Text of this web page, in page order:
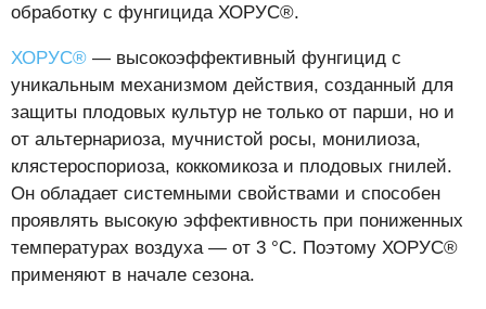
обработку с фунгицида ХОРУС®.
ХОРУС® — высокоэффективный фунгицид с
уникальным механизмом действия, созданный для
защиты плодовых культур не только от парши, но и
от альтернариоза, мучнистой росы, монилиоза,
клястероспориоза, коккомикоза и плодовых гнилей.
Он обладает системными свойствами и способен
проявлять высокую эффективность при пониженных
температурах воздуха — от 3 °С. Поэтому ХОРУС®
применяют в начале сезона.